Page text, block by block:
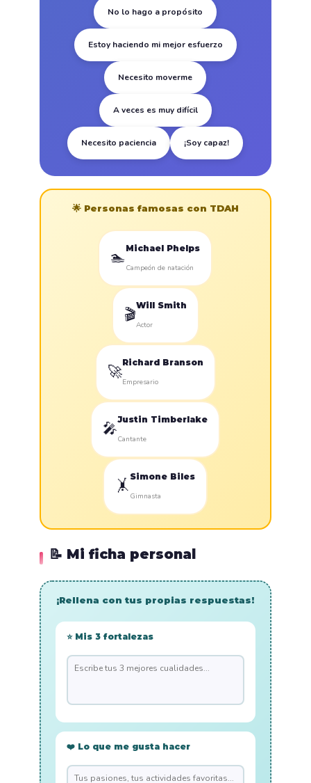
No lo hago a propósito
Estoy haciendo mi mejor esfuerzo
Necesito moverme
A veces es muy difícil
Necesito paciencia ¡Soy capaz!
🌟 Personas famosas con TDAH
🏊 Michael Phelps
Campeón de natación
🎬Will Smith
Actor
🚀Richard Branson
Empresario
🎤Justin Timberlake
Cantante
🤸 Simone Biles
Gimnasta
📝 Mi ficha personal
¡Rellena con tus propias respuestas!
⭐ Mis 3 fortalezas
❤️ Lo que me gusta hacer